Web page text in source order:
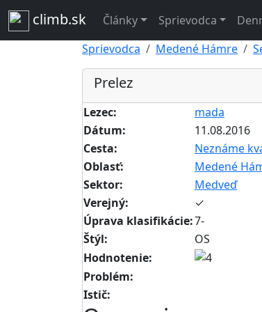
climb.sk Články Sprievodca
Sprievodca
Medené Hámre
Prelez
Lezec:
mada
Dátum:
11.08.2016
Cesta:
Neznáme
Oblasť:
Medené
Sektor:
Medveď
Verejný:
✓
Úprava klasifikácie:7-
Štýl:
OS
Hodnotenie:
Problém:
Istič: